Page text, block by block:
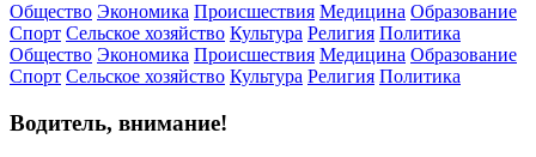
Общество Экономика Происшествия Медицина Образование
Спорт Сельское хозяйство Культура Религия Политика
Общество Экономика Происшествия Медицина Образование
Спорт Сельское хозяйство Культура Религия Политика
Водитель, внимание!